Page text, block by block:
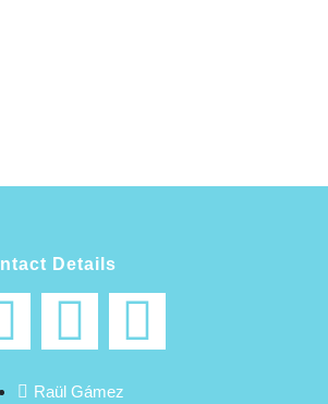
Details
Raül Gámez